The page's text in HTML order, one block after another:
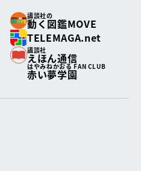
講談社の
動く図鑑MOVE
TELEMAGA.net
講談社
えほん通信
はやみねかおる FAN CLUB
赤い夢学園